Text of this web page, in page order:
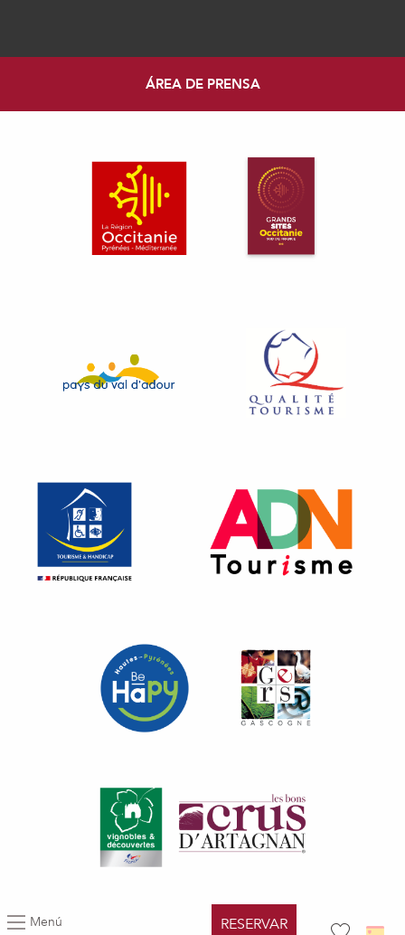
Menú
ÁREA DE PRENSA
RESERVAR